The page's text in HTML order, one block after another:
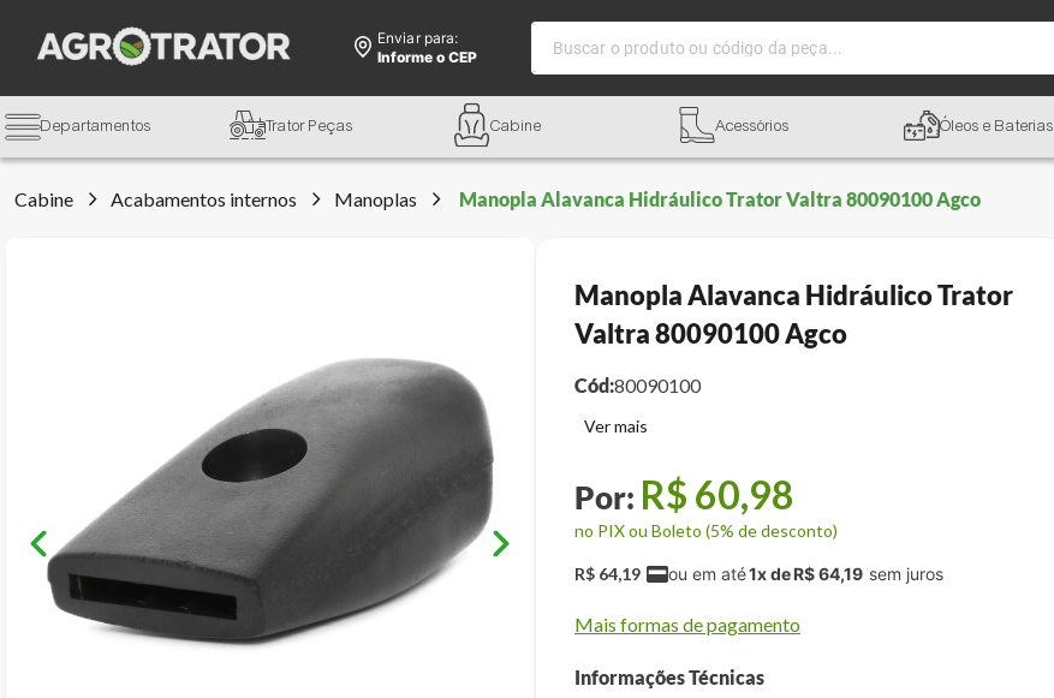
Enviar para:
Informe o CEP
Buscar o produto ou código da peça...
Departamentos Trator Peças Cabine Acessórios Óleos e Baterias
Cabine Acabamentos internos Manoplas Manopla Alavanca Hidráulico Trator Valtra 80090100 Agco
Manopla Alavanca Hidráulico Trator
Valtra 80090100 Agco
Cód:80090100
R$ 60,98
no PIX ou Boleto (5% de desconto)
R$ 64,19 1x deR$64,19
Mais formas de pagamento
Informações Técnicas